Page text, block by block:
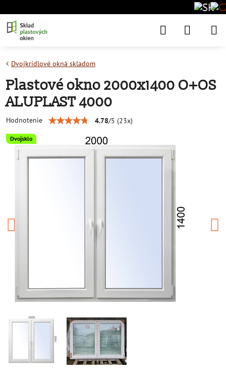
Dvojsklo
Dvojkrídlové okná skladom
Plastové okno 2000x1400 O+OS
ALUPLAST 4000
Hodnotenie 4.78/5 (23x)